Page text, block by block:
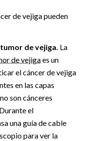
de vejiga pueden
de vejiga. La
de vejigaes un
el cáncer de vejiga
en las capas
son cánceres
el
una guía de cable
para ver la